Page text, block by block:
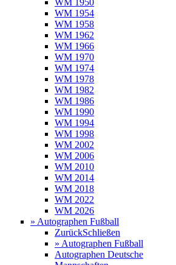
WM 1950
WM 1954
WM 1958
WM 1962
WM 1966
WM 1970
WM 1974
WM 1978
WM 1982
WM 1986
WM 1990
WM 1994
WM 1998
WM 2002
WM 2006
WM 2010
WM 2014
WM 2018
WM 2022
WM 2026
» Autographen Fußball
ZurückSchließen
» Autographen Fußball
Autographen Deutsche